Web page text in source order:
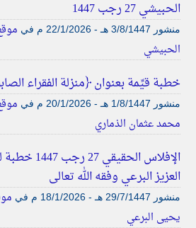
الحبيشي 27 رجب 1447
منشور في
الحبيشي
خطبة قيِّمة بعنوان ﴿منزلة الفقراء
منشور في
محمد عثمان الذماري
الإفلاس
العزيز البرعي وفقه الله تعالى
منشور في
يحيى البرعي